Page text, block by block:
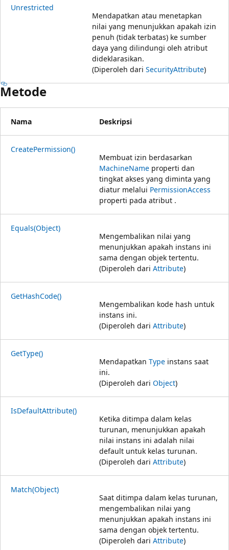
Unrestricted
Mendapatkan atau menetapkan
nilai yang menunjukkan apakah izin
penuh (tidak terbatas) ke sumber
daya yang dilindungi oleh atribut
dideklarasikan.
(Diperoleh dari SecurityAttribute)
Metode
Nama Deskripsi
CreatePermission()
Membuat izin berdasarkan
MachineName properti dan
tingkat akses yang diminta yang
diatur melalui PermissionAccess
properti pada atribut .
Equals(Object)
Mengembalikan nilai yang
menunjukkan apakah instans ini
sama dengan objek tertentu.
(Diperoleh dari Attribute)
GetHashCode()
Mengembalikan kode hash untuk
instans ini.
(Diperoleh dari Attribute)
GetType()
Mendapatkan Type instans saat
ini.
(Diperoleh dari Object)
IsDefaultAttribute()
Ketika ditimpa dalam kelas
turunan, menunjukkan apakah
nilai instans ini adalah nilai
default untuk kelas turunan.
(Diperoleh dari Attribute)
Match(Object)
Saat ditimpa dalam kelas turunan,
mengembalikan nilai yang
menunjukkan apakah instans ini
sama dengan objek tertentu.
(Diperoleh dari Attribute)